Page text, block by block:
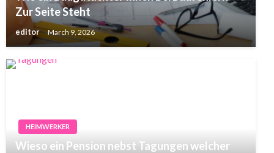
Zur Seite Steht
editor March 9, 2026
HEIMWERKER
Wieso ein Pension nebst Tagungen welcher